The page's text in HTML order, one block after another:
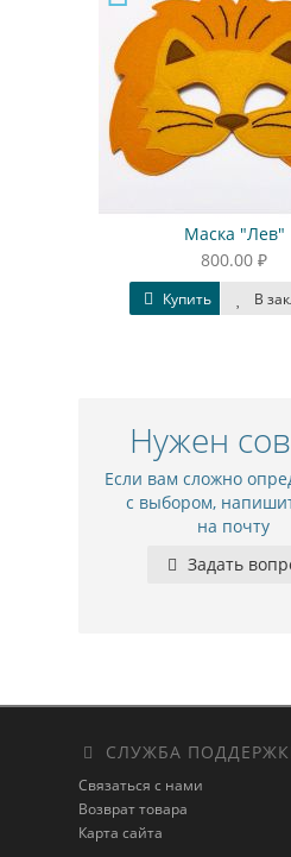
Маска "Лев"
800.00 ₽
Купить В
Нужен
Если вам сложно
с выбором,
на почту
Задать
СЛУЖБА
Связаться с нами
Возврат товара
Карта сайта